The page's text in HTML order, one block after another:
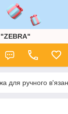
для ручного